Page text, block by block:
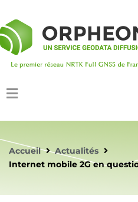
Accueil
Actualités
Internet mobile 2G en